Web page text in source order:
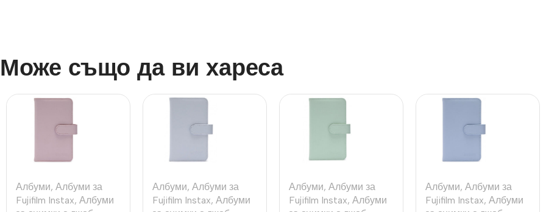
Може също да ви хареса
Албуми, Албуми за
Fujifilm Instax, Албуми
Албуми, Албуми за
Fujifilm Instax, Албуми
Албуми, Албуми за
Fujifilm Instax, Албуми
Албуми, Албуми за
Fujifilm Instax, Албуми